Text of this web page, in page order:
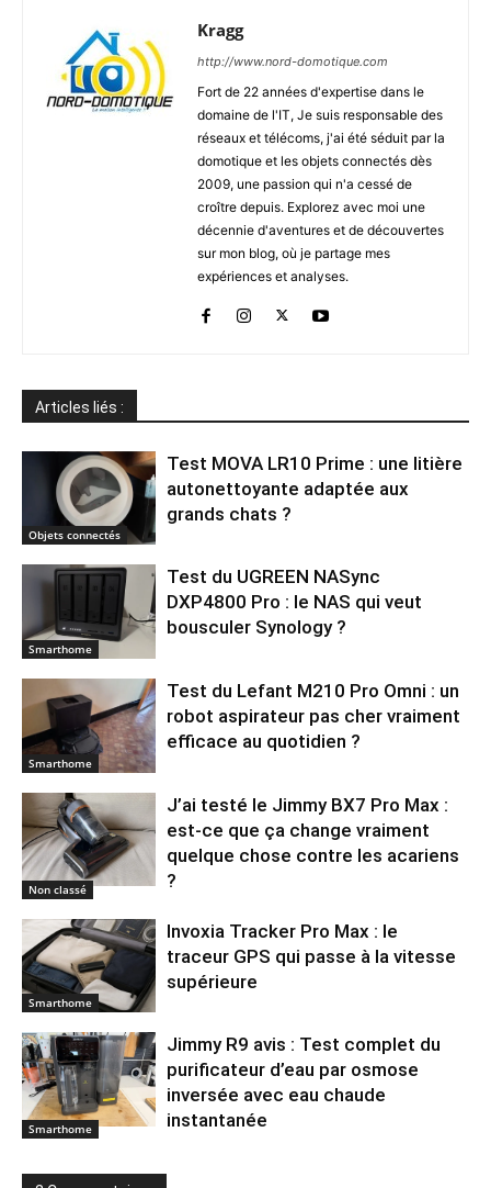
Kragg
http://www.nord-domotique.com
Fort de 22 années d'expertise dans le
domaine de l'IT, Je suis responsable des
réseaux et télécoms, j'ai été séduit par la
domotique et les objets connectés dès
2009, une passion qui n'a cessé de
croître depuis. Explorez avec moi une
décennie d'aventures et de découvertes
sur mon blog, où je partage mes
expériences et analyses.
Articles liés :
Objets connectés
Test MOVA LR10 Prime : une litière
autonettoyante adaptée aux
grands chats ?
Smarthome
Test du UGREEN NASync
DXP4800 Pro : le NAS qui veut
bousculer Synology ?
Smarthome
Test du Lefant M210 Pro Omni : un
robot aspirateur pas cher vraiment
efficace au quotidien ?
Non classé
J’ai testé le Jimmy BX7 Pro Max :
est-ce que ça change vraiment
quelque chose contre les acariens
?
Smarthome
Invoxia Tracker Pro Max : le
traceur GPS qui passe à la vitesse
supérieure
Smarthome
Jimmy R9 avis : Test complet du
purificateur d’eau par osmose
inversée avec eau chaude
instantanée